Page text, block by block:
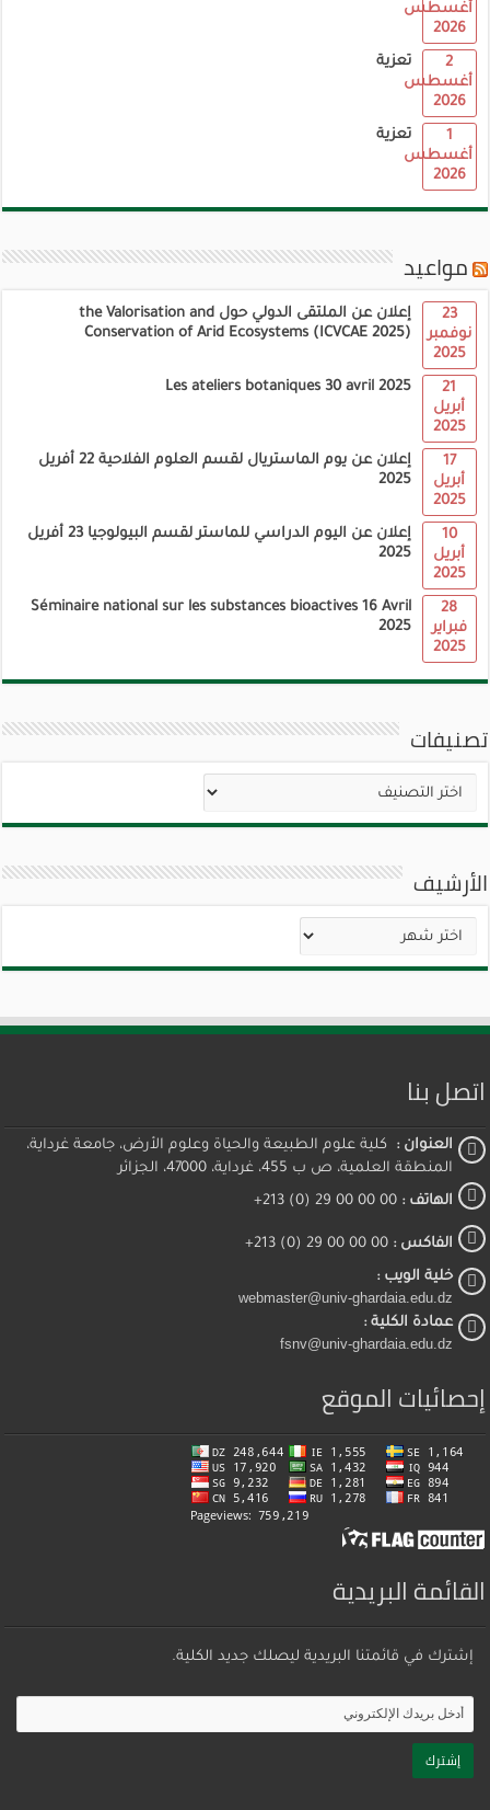
أغسطس
2026
تعزية
2
أغسطس
2026
تعزية
1
أغسطس
2026
مواعيد
إعلان عن الملتقى الدولي حول the Valorisation and
Conservation of Arid Ecosystems (ICVCAE 2025)
23
نوفمبر
2025
Les ateliers botaniques 30 avril 2025
21
أبريل
2025
إعلان عن يوم الماستريال لقسم العلوم الفلاحية 22 أفريل
2025
17
أبريل
2025
إعلان عن اليوم الدراسي للماستر لقسم البيولوجيا 23 أفريل
2025
10
أبريل
2025
Séminaire national sur les substances bioactives 16 Avril
2025
28
فبراير
2025
تصنيفات
تصنيفات
الأرشيف
الأرشيف
اتصل بنا
العنوان : كلية علوم الطبيعة والحياة وعلوم الأرض، جامعة غرداية،
المنطقة العلمية، ص ب 455، غرداية، 47000، الجزائر
الهاتف : 00 00 00 29 (0) 213+
الفاكس : 00 00 00 29 (0) 213+
خلية الويب :
webmaster@univ-ghardaia.edu.dz
عمادة الكلية :
fsnv@univ-ghardaia.edu.dz
إحصائيات الموقع
القائمة البريدية
إشترك في قائمتنا البريدية ليصلك جديد الكلية.